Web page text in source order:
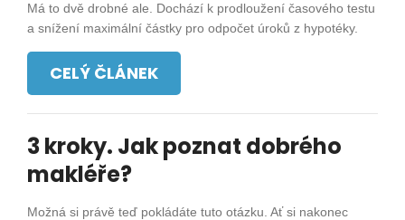
Má to dvě drobné ale. Dochází k prodloužení časového testu
a snížení maximální částky pro odpočet úroků z hypotéky.
CELÝ ČLÁNEK
3 kroky. Jak poznat dobrého
makléře?
Možná si právě teď pokládáte tuto otázku. Ať si nakonec